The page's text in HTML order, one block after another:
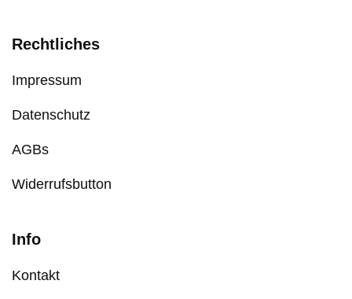
Rechtliches
Impressum
Datenschutz
AGBs
Widerrufsbutton
Info
Kontakt